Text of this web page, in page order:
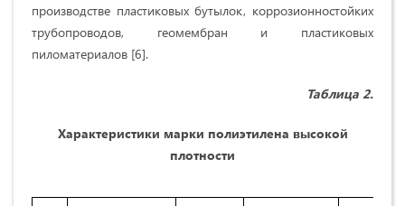
производстве пластиковых бутылок, коррозионностойких
трубопроводов, геомембран и пластиковых
пиломатериалов [6].
Таблица 2.
Характеристики марки полиэтилена высокой
плотности